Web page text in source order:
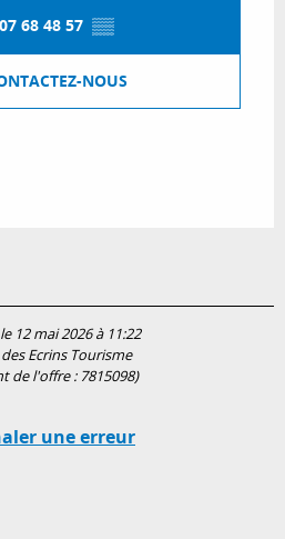
07 68 48 57 ▒▒
NOUS
12 mai 2026 à 11:22
Ecrins Tourisme
de l'offre : 7815098)
une erreur